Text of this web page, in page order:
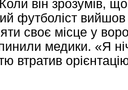
він зрозумів,
футболіст
своє місце у
медики. «Я
втратив